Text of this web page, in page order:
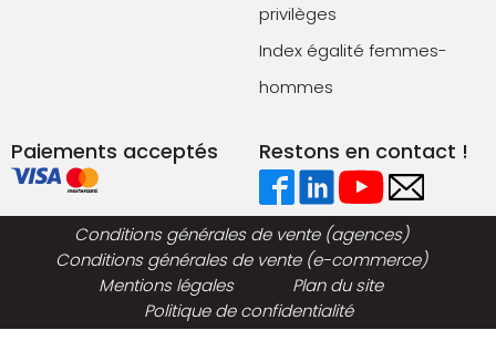
privilèges
Index égalité femmes-
hommes
Paiements acceptés Restons en contact !
Conditions générales de vente (agences)
Conditions générales de vente (e-commerce)
Mentions légales
Plan du site
Politique de confidentialité